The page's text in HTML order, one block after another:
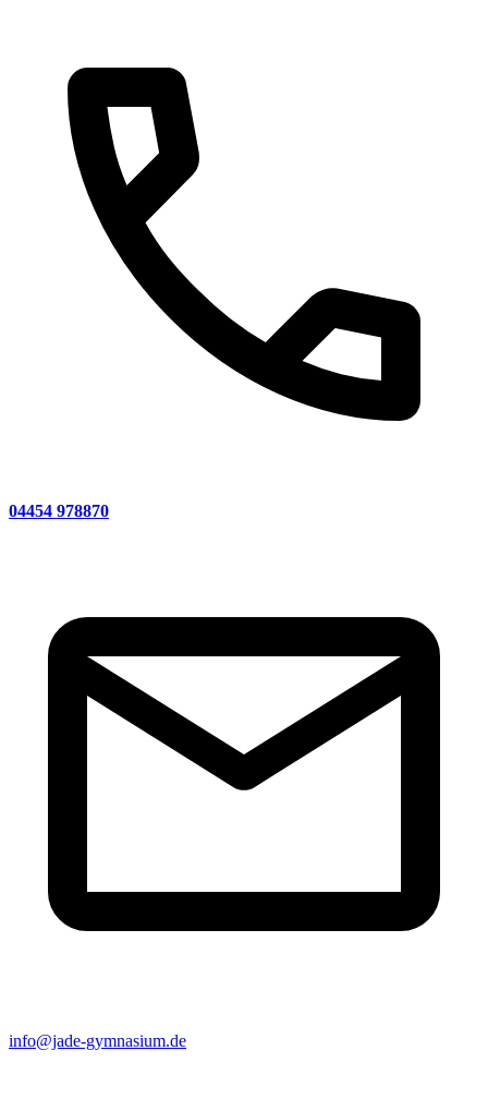
04454 978870
info@jade-gymnasium.de